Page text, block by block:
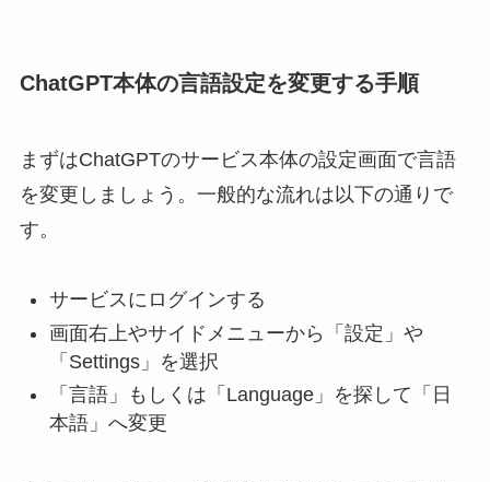
ChatGPT本体の言語設定を変更する手順
まずはChatGPTのサービス本体の設定画面で言語
を変更しましょう。一般的な流れは以下の通りで
す。
サービスにログインする
画面右上やサイドメニューから「設定」や
「Settings」を選択
「言語」もしくは「Language」を探して「日
本語」へ変更